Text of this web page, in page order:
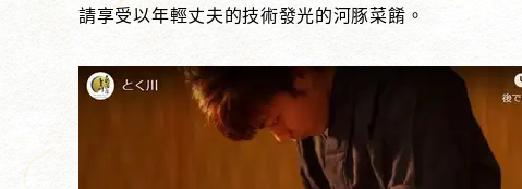
請享受以年輕丈夫的技術發光的河豚菜餚。